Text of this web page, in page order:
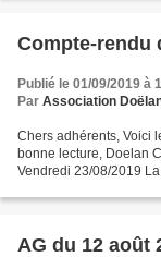
Compte-rendu
Publié le 01/09/2019 à
Par Association
Chers adhérents, Voici
bonne lecture, Doelan
Vendredi 23/08/2019
AG du 12 août